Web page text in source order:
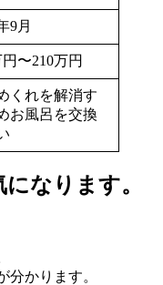
9月
円〜210万円
くれを解消す
お風呂を交換
なります。
分かります。